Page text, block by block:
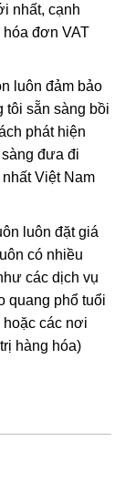
được gọi là
khá ít. Thông
sản ở tỉnh
thạch anh tóc
nhập khẩu từ
nhất, cạnh
đơn VAT
luôn đảm bảo
tôi sẵn sàng bồi
phát hiện
đưa đi
Việt Nam
luôn đặt giá
có nhiều
các dịch vụ
quang phổ tuổi
hoặc các nơi
hàng hóa)